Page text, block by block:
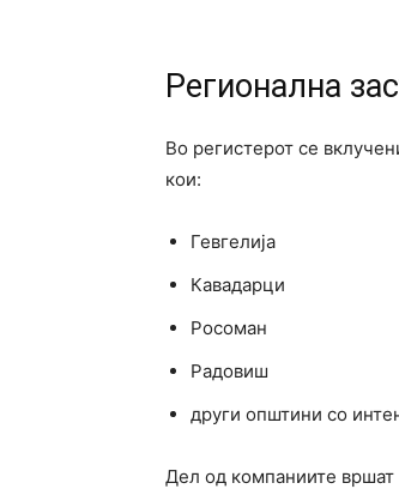
Регионална
Во регистерот се
кои:
Гевгелија
Кавадарци
Росоман
Радовиш
други општини со
Дел од компаниите